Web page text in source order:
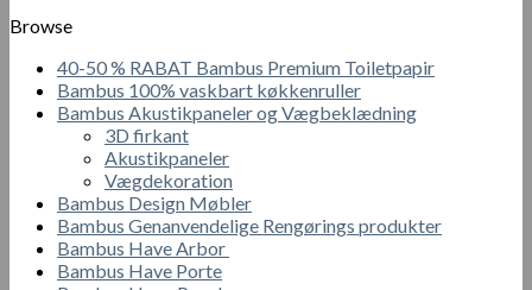
Browse
40-50 % RABAT Bambus Premium Toiletpapir
Bambus 100% vaskbart køkkenruller
Bambus Akustikpaneler og Vægbeklædning
3D firkant
Akustikpaneler
Vægdekoration
Bambus Design Møbler
Bambus Genanvendelige Rengørings produkter
Bambus Have Arbor
Bambus Have Porte